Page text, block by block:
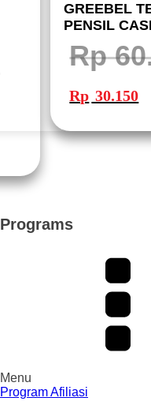
GREEBEL
PENSIL
Rp
Harga
adalah:
Rp 60.300.
Rp 30.150ini
Programs
Menu
Program Afiliasi